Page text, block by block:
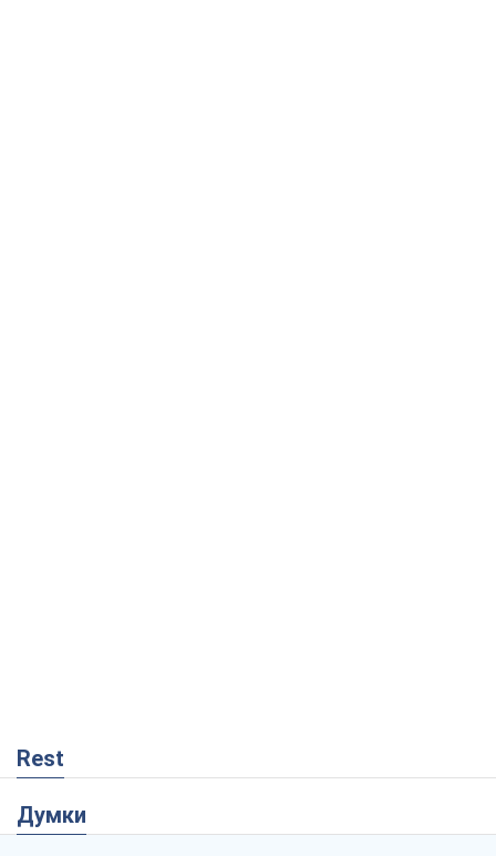
Rest
Думки